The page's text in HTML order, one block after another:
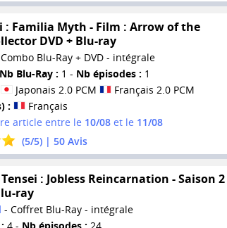
: Familia Myth - Film : Arrow of the
DVD + Blu-ray
Blu-Ray + DVD - intégrale
Nb Blu-Ray : 1 - Nb épisodes : 1
Japonais 2.0 PCM
Français 2.0 PCM
:
Français
article entre le 10/08et le 11/08
(5/5) | 50Avis
: Jobless Reincarnation - Saison 2
ray
- Coffret Blu-Ray - intégrale